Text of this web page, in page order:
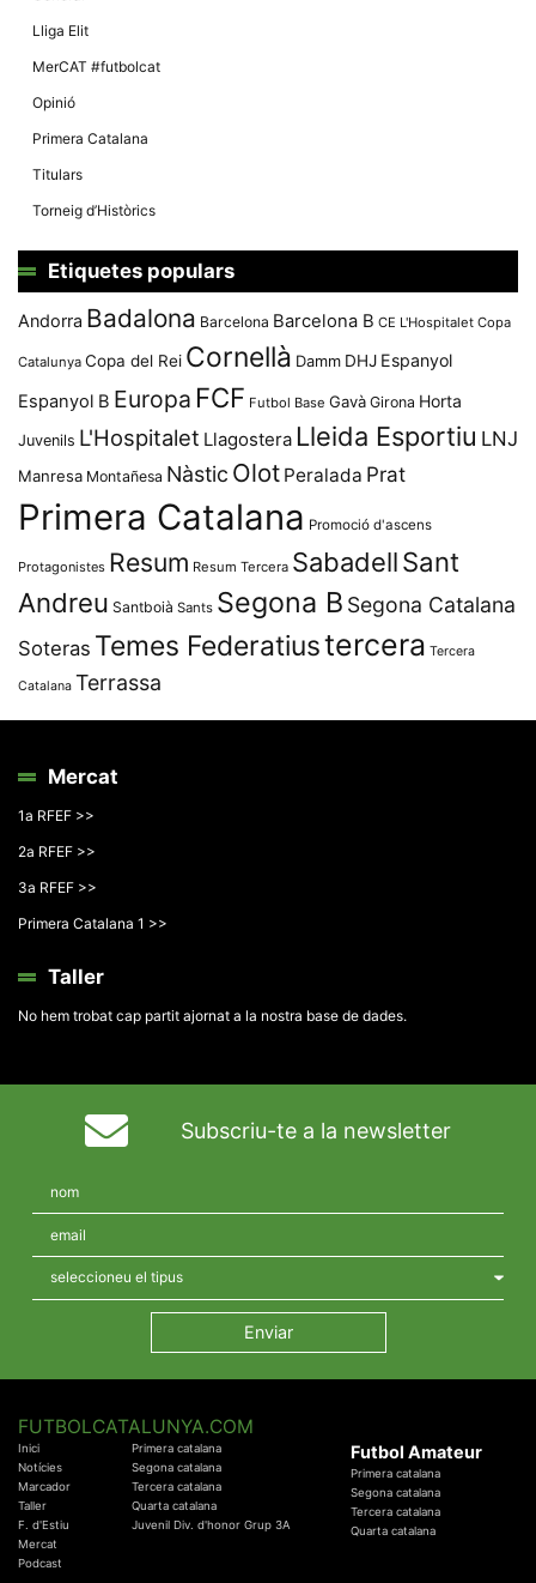
Lliga Elit
MerCAT #futbolcat
Opinió
Primera Catalana
Titulars
Torneig d’Històrics
Etiquetes populars
Andorra Badalona Barcelona Barcelona B CE L'Hospitalet Copa
Catalunya Copa del Rei Cornellà Damm DHJ Espanyol
Espanyol B Europa FCF Futbol Base Gavà Girona Horta
Juvenils L'Hospitalet Llagostera Lleida Esportiu LNJ
Manresa Montañesa Nàstic Olot Peralada Prat
Primera Catalana Promoció d'ascens
Protagonistes Resum Resum Tercera SabadellSant
Andreu Santboià Sants Segona B Segona Catalana
Soteras Temes Federatiustercera Tercera
Catalana Terrassa
Mercat
1a RFEF >>
2a RFEF >>
3a RFEF >>
Primera Catalana 1 >>
Taller
No hem trobat cap partit ajornat a la nostra base de dades.
Subscriu-te a la newsletter
FUTBOLCATALUNYA.COM
Inici
Notícies
Marcador
Taller
F. d'Estiu
Mercat
Podcast
Primera catalana
Segona catalana
Tercera catalana
Quarta catalana
Juvenil Div. d'honor Grup 3A
Futbol Amateur
Primera catalana
Segona catalana
Tercera catalana
Quarta catalana